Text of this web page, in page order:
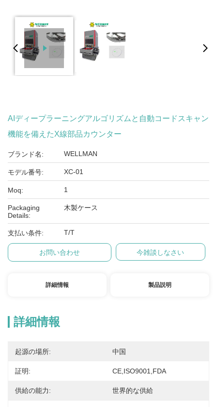
AIディープラーニングアルゴリズムと自動コードスキャン
機能を備えたX線部品カウンター
ブランド名: WELLMAN
モデル番号: XC-01
Moq: 1
Packaging
Details:
木製ケース
支払い条件: T/T
お問い合わせ 今雑談しなさい
詳細情報 製品説明
詳細情報
起源の場所: 中国
証明: CE,ISO9001,FDA
供給の能力: 世界的な供給